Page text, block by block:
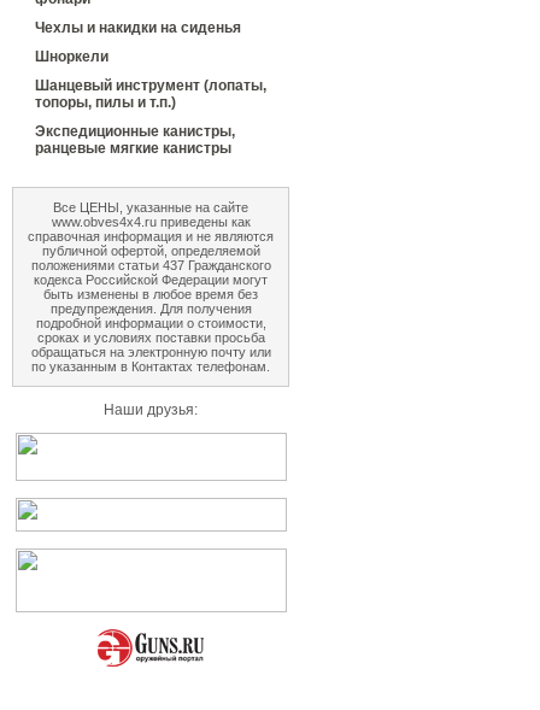
Чехлы и накидки на сиденья
Шноркели
Шанцевый инструмент (лопаты,
топоры, пилы и т.п.)
Экспедиционные канистры,
ранцевые мягкие канистры
Все ЦЕНЫ, указанные на сайте
www.obves4x4.ru приведены как
справочная информация и не являются
публичной офертой, определяемой
положениями статьи 437 Гражданского
кодекса Российской Федерации могут
быть изменены в любое время без
предупреждения. Для получения
подробной информации о стоимости,
сроках и условиях поставки просьба
обращаться на электронную почту или
по указанным в Контактах телефонам.
Наши друзья: